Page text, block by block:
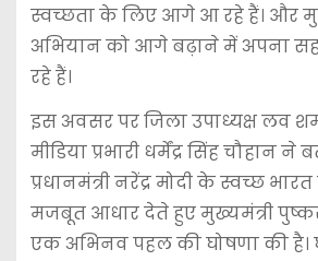
स्वच्छता के लिए आगे आ रहे हैं। और
अभियान को आगे बढ़ाने में अपना
रहे हैं।
इस अवसर पर जिला उपाध्यक्ष लव
मीडिया प्रभारी धर्मेंद्र सिंह चौहान ने
प्रधानमंत्री नरेंद्र मोदी के स्वच्छ
मजबूत आधार देते हुए मुख्यमंत्री
एक अभिनव पहल की घोषणा की है।